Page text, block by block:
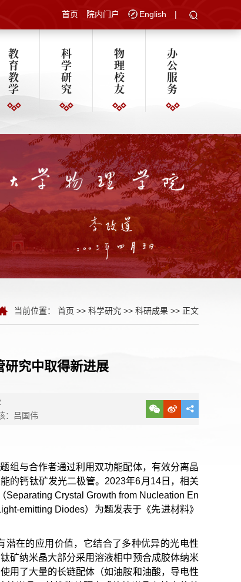
首页 院内门户 English |
教
育
教
学
科
学
研
究
物
理
校
友
办
公
服
务
当前位置： 首页 >> 科学研究 >> 科研成果 >> 正文
研究中取得新进展
吕国伟
组与合作者通过利用双功能配体，有效分离晶
的钙钛矿发光二极管。2023年6月14日，相关
Separating Crystal Growth from Nucleation En
emitting Diodes）为题发表于《先进材料》
在的应用价值，它结合了多种优异的光电性
矿纳米晶大部分采用溶液相中预合成胶体纳米
用了大量的长链配体（如油胺和油酸，导电性